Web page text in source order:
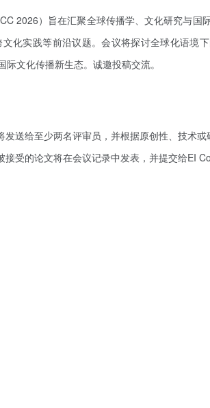
2026）旨在汇聚全球传播学、文化研究与国
化实践等前沿议题。会议将探讨全球化语境
文化传播新生态。诚邀投稿交流。
送给至少两名评审员，并根据原创性、技术
受的论文将在会议记录中发表，并提交给EI